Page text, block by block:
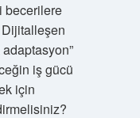
becerilere
iş gücü
için